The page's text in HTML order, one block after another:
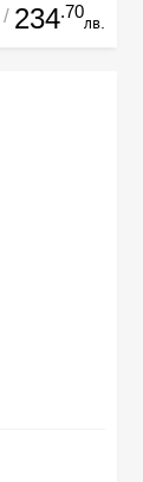
/ 234.70
лв.